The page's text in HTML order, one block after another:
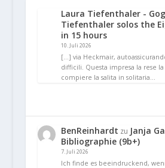
Laura Tiefenthaler -
Tiefenthaler solos the
in 15 hours
10. Juli 2026
[…] via Heckmair,
difficili. Questa impresa la rese
compiere la salita in solitaria…
BenReinhardt zu Janja
Bibliographie (9b+)
7. Juli 2026
Ich finde es beeindruckend,